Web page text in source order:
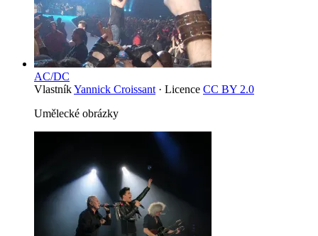
AC/DC
VlastníkYannick Croissant · Licence CC BY 2.0
Umělecké obrázky